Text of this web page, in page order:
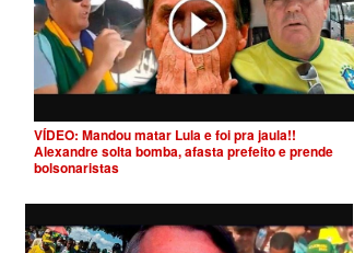
VÍDEO: Mandou matar Lula e foi pra jaula!!
Alexandre solta bomba, afasta prefeito e prende
bolsonaristas